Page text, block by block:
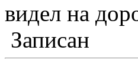
видел на
Записан